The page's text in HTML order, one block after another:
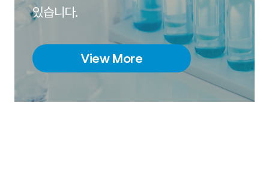
있습니다.
View More